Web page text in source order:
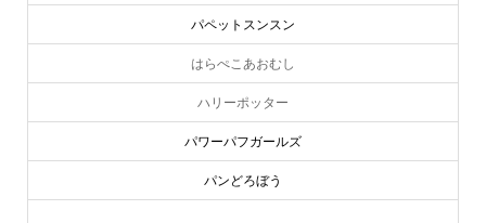
パペットスンスン
はらぺこあおむし
ハリーポッター
パワーパフガールズ
パンどろぼう